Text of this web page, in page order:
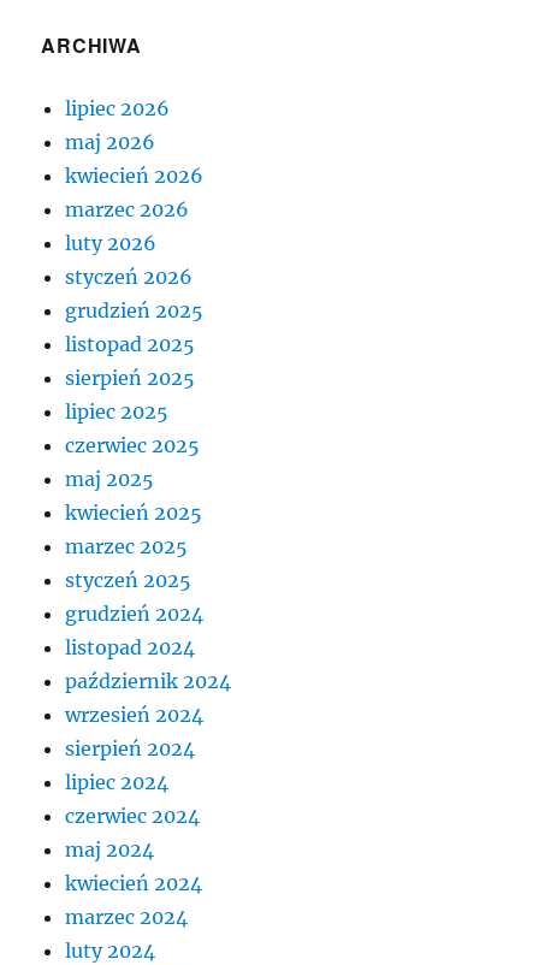
ARCHIWA
lipiec 2026
maj 2026
kwiecień 2026
marzec 2026
luty 2026
styczeń 2026
grudzień 2025
listopad 2025
sierpień 2025
lipiec 2025
czerwiec 2025
maj 2025
kwiecień 2025
marzec 2025
styczeń 2025
grudzień 2024
listopad 2024
październik 2024
wrzesień 2024
sierpień 2024
lipiec 2024
czerwiec 2024
maj 2024
kwiecień 2024
marzec 2024
luty 2024